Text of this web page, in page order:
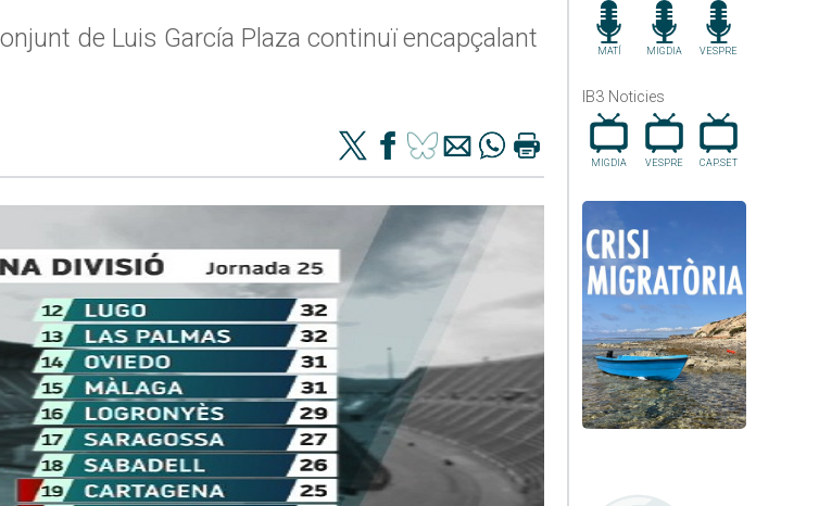
MATÍ MIGDIA VESPRE
IB3 Noticies
MIGDIA VESPRE CAP.SET
de Luis García Plaza continuï encapçalant